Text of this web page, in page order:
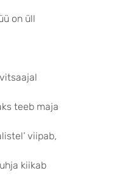
on üll
teeb maja
viipab,
kiikab